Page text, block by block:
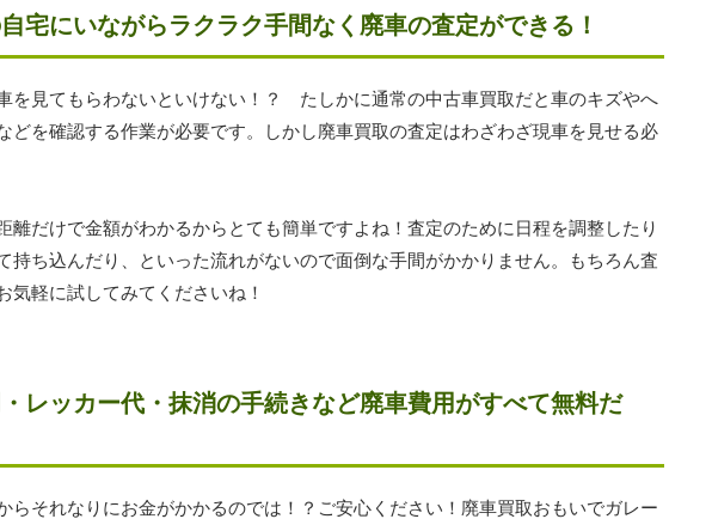
宅にいながらラクラク手間なく廃車の査定ができる！
を見てもらわないといけない！？ たしかに通常の中古車買取だと車のキズやへ
どを確認する作業が必要です。しかし廃車買取の査定はわざわざ現車を見せる必
離だけで金額がわかるからとても簡単ですよね！査定のために日程を調整したり
持ち込んだり、といった流れがないので面倒な手間がかかりません。もちろん査
気軽に試してみてくださいね！
レッカー代・抹消の手続きなど廃車費用がすべて無料だ
らそれなりにお金がかかるのでは！？ご安心ください！廃車買取おもいでガレー